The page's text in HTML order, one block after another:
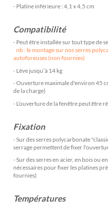
- Platine inférieure : 4,1 x 4,5 cm
Compatibilité
- Peut être installée sur tout type de
nb : le montage sur nos serres
autoforeuses (non fournies)
- Lève jusqu’à 14 kg
- Ouverture maximale d'environ 45
de la charge)
- L’ouverture de la fenêtre peut être
Fixation
- Sur des serres polycarbonate
serrage permettent de fixer
- Sur des serres en acier, en bois ou
nécessaires pour fixer les platines
fournies)
Températures